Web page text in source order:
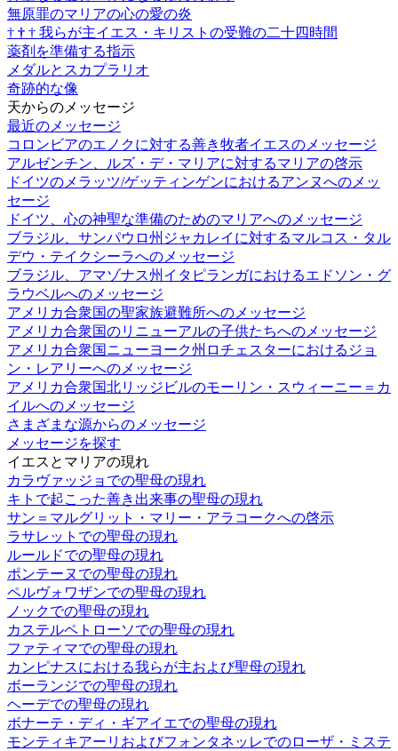
無原罪のマリアの心の愛の炎
† † † 我らが主イエス・キリストの受難の二十四時間
薬剤を準備する指示
メダルとスカプラリオ
奇跡的な像
天からのメッセージ
最近のメッセージ
コロンビアのエノクに対する善き牧者イエスのメッセージ
アルゼンチン、ルズ・デ・マリアに対するマリアの啓示
ドイツのメラッツ/ゲッティンゲンにおけるアンヌへのメッ
セージ
ドイツ、心の神聖な準備のためのマリアへのメッセージ
ブラジル、サンパウロ州ジャカレイに対するマルコス・タル
デウ・テイクシーラへのメッセージ
ブラジル、アマゾナス州イタピランガにおけるエドソン・グ
ラウベルへのメッセージ
アメリカ合衆国の聖家族避難所へのメッセージ
アメリカ合衆国のリニューアルの子供たちへのメッセージ
アメリカ合衆国ニューヨーク州ロチェスターにおけるジョ
ン・レアリーへのメッセージ
アメリカ合衆国北リッジビルのモーリン・スウィーニー＝カ
イルへのメッセージ
さまざまな源からのメッセージ
メッセージを探す
イエスとマリアの現れ
カラヴァッジョでの聖母の現れ
キトで起こった善き出来事の聖母の現れ
サン＝マルグリット・マリー・アラコークへの啓示
ラサレットでの聖母の現れ
ルールドでの聖母の現れ
ポンテーヌでの聖母の現れ
ペルヴォワザンでの聖母の現れ
ノックでの聖母の現れ
カステルペトローソでの聖母の現れ
ファティマでの聖母の現れ
カンピナスにおける我らが主および聖母の現れ
ボーランジでの聖母の現れ
ヘーデでの聖母の現れ
ボナーテ・ディ・ギアイエでの聖母の現れ
モンティキアーリおよびフォンタネッレでのローザ・ミステ